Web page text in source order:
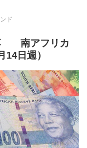
ド
南アフリカ
日週）